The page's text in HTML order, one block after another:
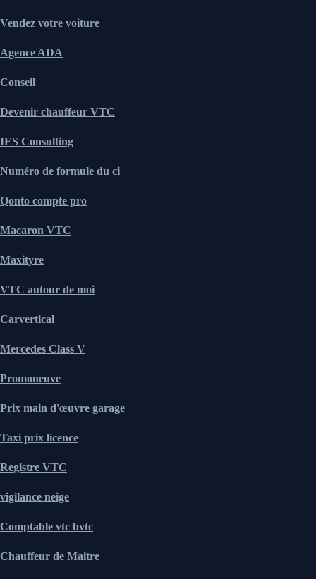
Vendez votre voiture
Agence ADA
Conseil
Devenir chauffeur VTC
IES Consulting
Numéro de formule du ci
Qonto compte pro
Macaron VTC
Maxityre
VTC autour de moi
Carvertical
Mercedes Class V
Promoneuve
Prix main d'œuvre garage
Taxi prix licence
Registre VTC
vigilance neige
Comptable vtc bvtc
Chauffeur de Maitre